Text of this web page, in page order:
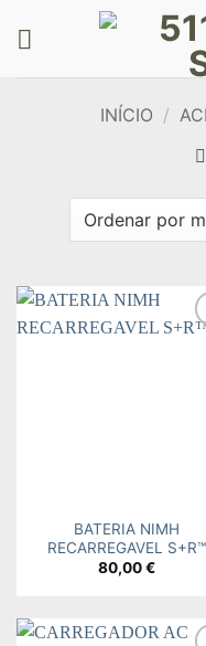
INÍCIO /
BATERIA NIMH
RECARREGAVEL S+R™
80,00€